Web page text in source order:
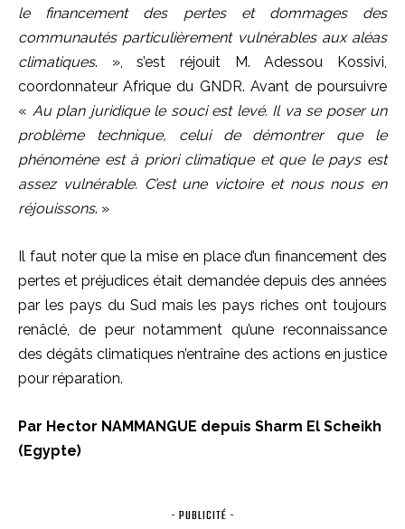
le financement des pertes et dommages des
communautés particulièrement vulnérables aux aléas
climatiques. », s’est réjouit M. Adessou Kossivi,
coordonnateur Afrique du GNDR. Avant de poursuivre
« Au plan juridique le souci est levé. Il va se poser un
problème technique, celui de démontrer que le
phénomène est à priori climatique et que le pays est
assez vulnérable. C’est une victoire et nous nous en
réjouissons. »
Il faut noter que la mise en place d’un financement des
pertes et préjudices était demandée depuis des années
par les pays du Sud mais les pays riches ont toujours
renâclé, de peur notamment qu’une reconnaissance
des dégâts climatiques n’entraîne des actions en justice
pour réparation.
Par Hector NAMMANGUE depuis Sharm El Scheikh
(Egypte)
- PUBLICITÉ -